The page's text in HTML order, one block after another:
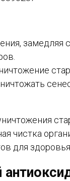
чистка
для